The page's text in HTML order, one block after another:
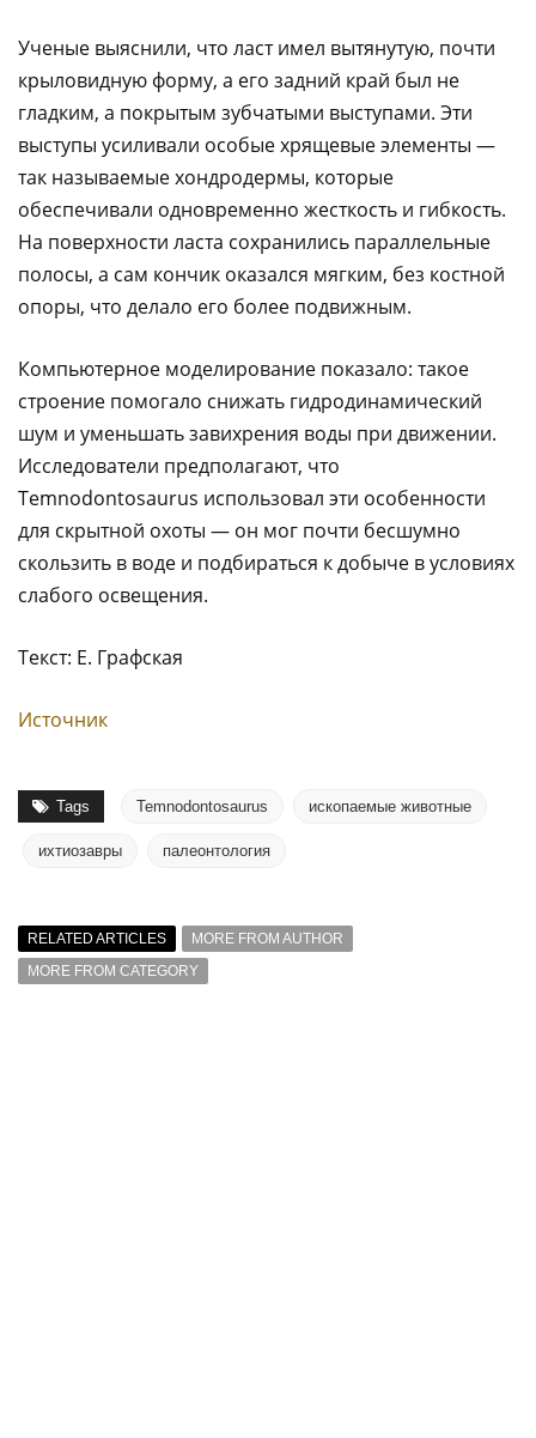
Ученые выяснили, что ласт имел вытянутую, почти
крыловидную форму, а его задний край был не
гладким, а покрытым зубчатыми выступами. Эти
выступы усиливали особые хрящевые элементы —
так называемые хондродермы, которые
обеспечивали одновременно жесткость и гибкость.
На поверхности ласта сохранились параллельные
полосы, а сам кончик оказался мягким, без костной
опоры, что делало его более подвижным.
Компьютерное моделирование показало: такое
строение помогало снижать гидродинамический
шум и уменьшать завихрения воды при движении.
Исследователи предполагают, что
Temnodontosaurus использовал эти особенности
для скрытной охоты — он мог почти бесшумно
скользить в воде и подбираться к добыче в условиях
слабого освещения.
Текст: Е. Графская
Источник
Tags Temnodontosaurus ископаемые животные
ихтиозавры палеонтология
RELATED ARTICLES
MORE FROM AUTHOR
MORE FROM CATEGORY